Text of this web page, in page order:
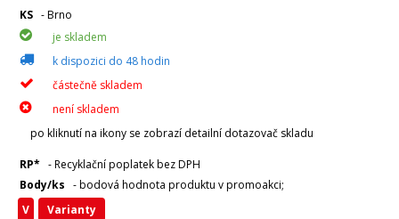
KS - Brno
je skladem
k dispozici do 48 hodin
částečně skladem
není skladem
po kliknutí na ikony se zobrazí detailní dotazovač skladu
RP* - Recyklační poplatek bez DPH
Body/ks - bodová hodnota produktu v promoakci;
v
varianty